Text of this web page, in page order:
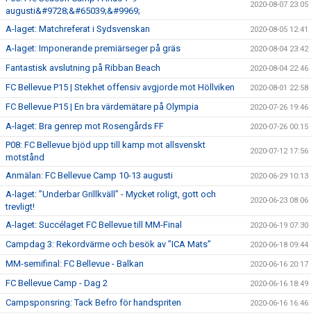
augusti&#9728;&#65039;&#9969;
2020-08-07 23:05
A-laget: Matchreferat i Sydsvenskan 2020-08-05 12:41
A-laget: Imponerande premiärseger på gräs 2020-08-04 23:42
Fantastisk avslutning på Ribban Beach 2020-08-04 22:46
FC Bellevue P15 | Stekhet offensiv avgjorde mot Höllviken 2020-08-01 22:58
FC Bellevue P15 | En bra värdemätare på Olympia 2020-07-26 19:46
A-laget: Bra genrep mot Rosengårds FF 2020-07-26 00:15
P08: FC Bellevue bjöd upp till kamp mot allsvenskt
motstånd
2020-07-12 17:56
Anmälan: FC Bellevue Camp 10-13 augusti 2020-06-29 10:13
A-laget: ”Underbar Grillkväll” - Mycket roligt, gott och
trevligt!
2020-06-23 08:06
A-laget: Succélaget FC Bellevue till MM-Final 2020-06-19 07:30
Campdag 3: Rekordvärme och besök av ”ICA Mats” 2020-06-18 09:44
MM-semifinal: FC Bellevue - Balkan 2020-06-16 20:17
FC Bellevue Camp - Dag 2 2020-06-16 18:49
Campsponsring: Tack Befro för handspriten 2020-06-16 16:46